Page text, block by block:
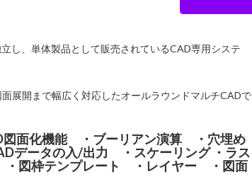
し、単体製品として販売されているCAD専用システ
展開まで幅広く対応したオールラウンドマルチCADで
図面化機能 ・ブーリアン演算 ・穴埋め
データの入/出力 ・スケーリング ・ラス
図枠テンプレート ・レイヤー ・図面